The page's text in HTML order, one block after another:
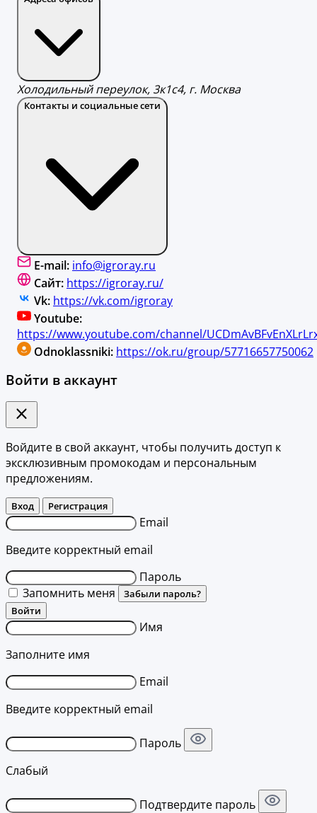
Холодильный переулок, 3к1с4, г. Москва
Контакты и социальные сети
E-mail: info@igroray.ru
Сайт: https://igroray.ru/
Vk: https://vk.com/igroray
Youtube:
https://www.youtube.com/channel/
Odnoklassniki: https://ok.ru/group/57716657750062
Войти в аккаунт
Войдите в свой аккаунт, чтобы получить доступ к
эксклюзивным промокодам и персональным
предложениям.
Вход Регистрация
Email
Введите корректный email
Пароль
Запомнить меня
Забыли пароль?
Войти
Имя
Заполните имя
Email
Введите корректный email
Пароль
Слабый
Подтвердите пароль